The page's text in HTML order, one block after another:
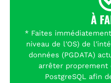
À
* Faites
niveau de l'OS) de
données (PGDATA)
arrêter proprement
PostgreSQL afin